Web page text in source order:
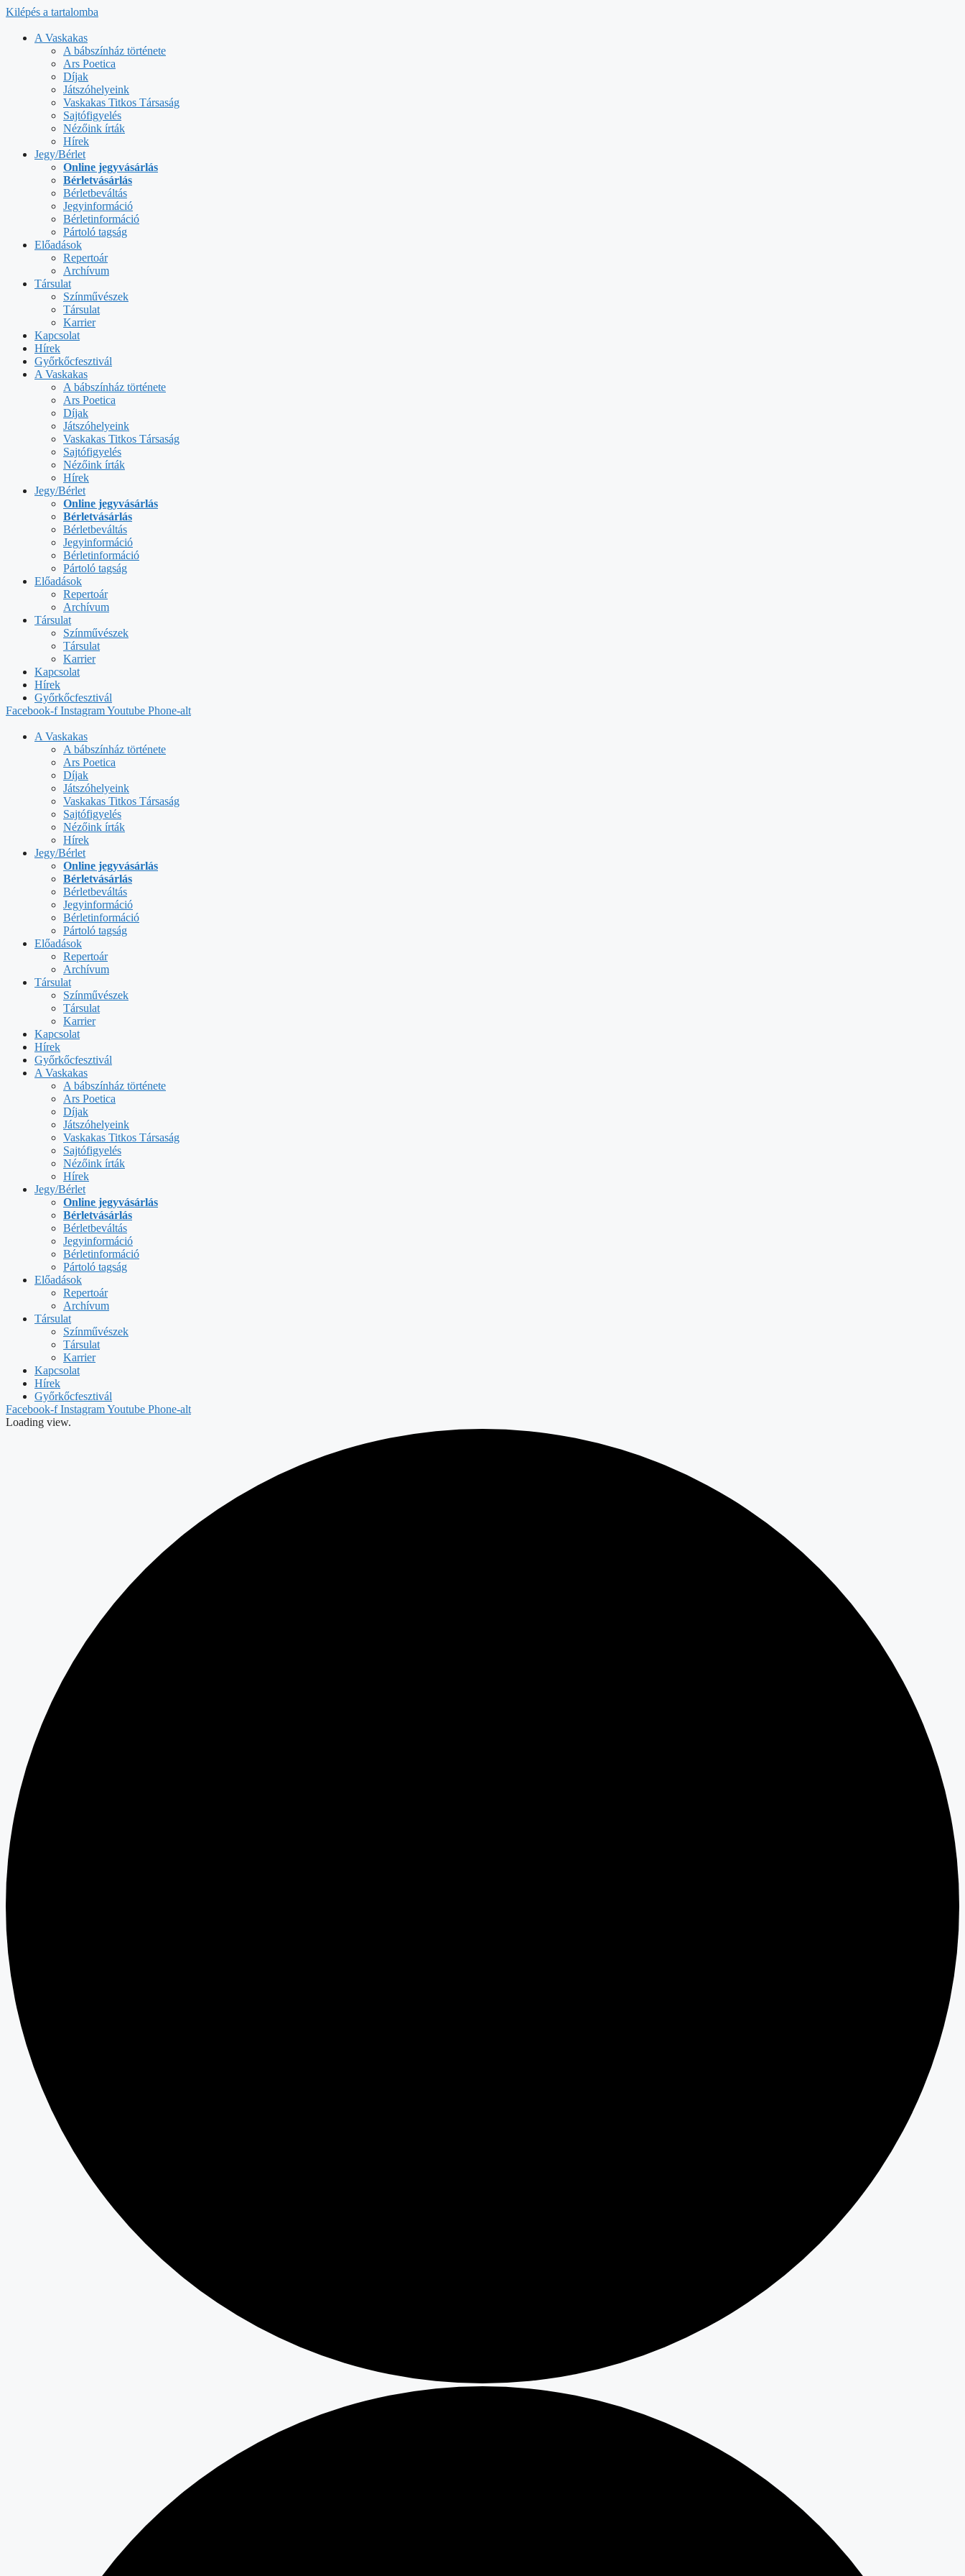
Kilépés a tartalomba
A Vaskakas
A bábszínház története
Ars Poetica
Díjak
Játszóhelyeink
Vaskakas Titkos Társaság
Sajtófigyelés
Nézőink írták
Hírek
Jegy/Bérlet
Online jegyvásárlás
Bérletvásárlás
Bérletbeváltás
Jegyinformáció
Bérletinformáció
Pártoló tagság
Előadások
Repertoár
Archívum
Társulat
Színművészek
Társulat
Karrier
Kapcsolat
Hírek
Győrkőcfesztivál
A Vaskakas
A bábszínház története
Ars Poetica
Díjak
Játszóhelyeink
Vaskakas Titkos Társaság
Sajtófigyelés
Nézőink írták
Hírek
Jegy/Bérlet
Online jegyvásárlás
Bérletvásárlás
Bérletbeváltás
Jegyinformáció
Bérletinformáció
Pártoló tagság
Előadások
Repertoár
Archívum
Társulat
Színművészek
Társulat
Karrier
Kapcsolat
Hírek
Győrkőcfesztivál
Facebook-f InstagramYoutube Phone-alt
A Vaskakas
A bábszínház története
Ars Poetica
Díjak
Játszóhelyeink
Vaskakas Titkos Társaság
Sajtófigyelés
Nézőink írták
Hírek
Jegy/Bérlet
Online jegyvásárlás
Bérletvásárlás
Bérletbeváltás
Jegyinformáció
Bérletinformáció
Pártoló tagság
Előadások
Repertoár
Archívum
Társulat
Színművészek
Társulat
Karrier
Kapcsolat
Hírek
Győrkőcfesztivál
A Vaskakas
A bábszínház története
Ars Poetica
Díjak
Játszóhelyeink
Vaskakas Titkos Társaság
Sajtófigyelés
Nézőink írták
Hírek
Jegy/Bérlet
Online jegyvásárlás
Bérletvásárlás
Bérletbeváltás
Jegyinformáció
Bérletinformáció
Pártoló tagság
Előadások
Repertoár
Archívum
Társulat
Színművészek
Társulat
Karrier
Kapcsolat
Hírek
Győrkőcfesztivál
Facebook-f InstagramYoutube Phone-alt
Loading view.